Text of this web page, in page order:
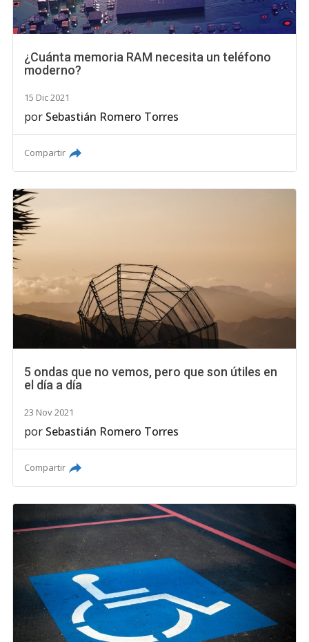
¿Cuánta memoria RAM necesita un teléfono
moderno?
15 Dic 2021
por Sebastián Romero Torres
Compartir
5 ondas que no vemos, pero que son útiles en
el día a día
23 Nov 2021
por Sebastián Romero Torres
Compartir